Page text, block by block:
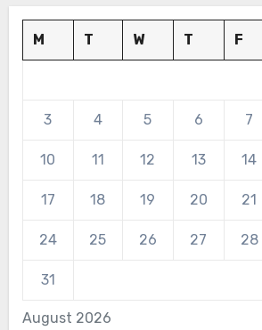
August 2026
M T W T F
3 4 5 6 7
10 11 12 13 14
17 18 19 20 21
24 25 26 27 28
31